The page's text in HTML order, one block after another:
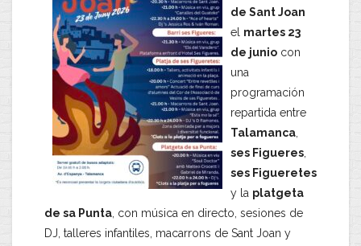
de Sant Joan
el martes 23
de junio con
una
programación
repartida entre
Talamanca
ses Figueres
ses Figueretes
y la platgeta
de sa Punta , con música en directo, sesiones de
DJ, talleres infantiles, macarrons de Sant Joan y